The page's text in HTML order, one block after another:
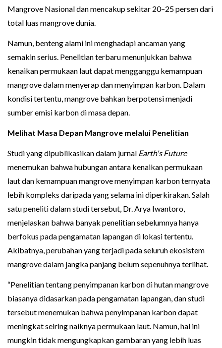
Mangrove Nasional dan mencakup sekitar 20–25 persen dari
total luas mangrove dunia.
Namun, benteng alami ini menghadapi ancaman yang
semakin serius. Penelitian terbaru menunjukkan bahwa
kenaikan permukaan laut dapat mengganggu kemampuan
mangrove dalam menyerap dan menyimpan karbon. Dalam
kondisi tertentu, mangrove bahkan berpotensi menjadi
sumber emisi karbon di masa depan.
Melihat Masa Depan Mangrove melalui Penelitian
Studi yang dipublikasikan dalam jurnal Earth's Future
menemukan bahwa hubungan antara kenaikan permukaan
laut dan kemampuan mangrove menyimpan karbon ternyata
lebih kompleks daripada yang selama ini diperkirakan. Salah
satu peneliti dalam studi tersebut, Dr. Arya Iwantoro,
menjelaskan bahwa banyak penelitian sebelumnya hanya
berfokus pada pengamatan lapangan di lokasi tertentu.
Akibatnya, perubahan yang terjadi pada seluruh ekosistem
mangrove dalam jangka panjang belum sepenuhnya terlihat.
“Penelitian tentang penyimpanan karbon di hutan mangrove
biasanya didasarkan pada pengamatan lapangan, dan studi
tersebut menemukan bahwa penyimpanan karbon dapat
meningkat seiring naiknya permukaan laut. Namun, hal ini
mungkin tidak mengungkapkan gambaran yang lebih luas